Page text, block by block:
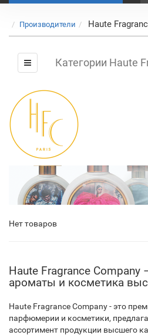
Производители Haute
Категории Haute
Нет товаров
Haute Fragrance
ароматы и косметика
Haute Fragrance Company - это
парфюмерии и косметики,
ассортимент продукции высшего